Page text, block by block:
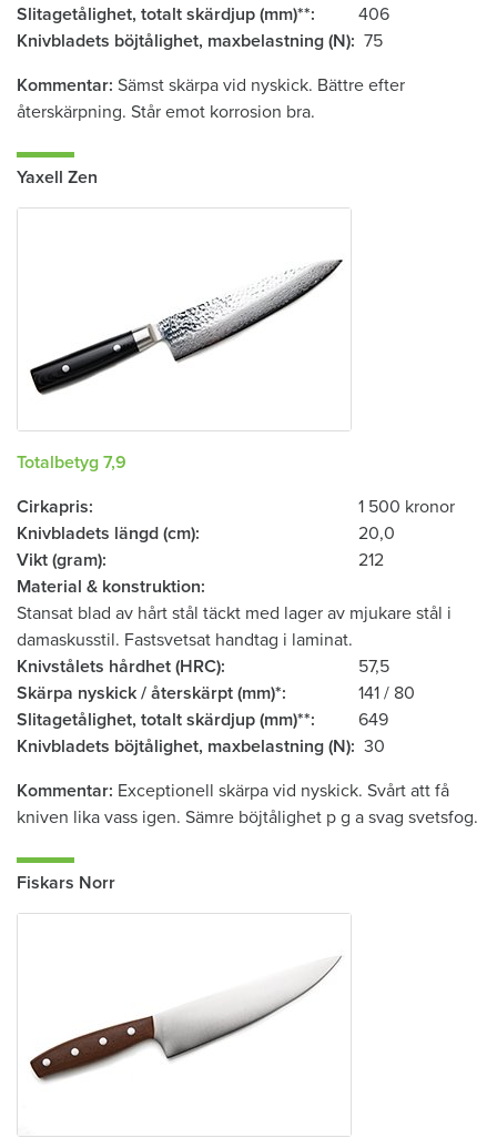
Slitagetålighet, totalt skärdjup (mm)**
406
Knivbladets böjtålighet, ­maxbelastning (N) 75
Kommentar Sämst skärpa vid nyskick. Bättre efter
återskärpning. Står emot ­korrosion bra.
Yaxell Zen
Totalbetyg 7,9
Cirkapris
1 500 kronor
Knivbladets längd (cm)
20,0
Vikt (gram)
212
Material & konstruktion
Stansat blad av hårt stål täckt med lager av mjukare stål i
damaskusstil. Fastsvetsat handtag i laminat.
Knivstålets hårdhet (HRC)
57,5
Skärpa nyskick / återskärpt (mm)*
141 / 80
Slitagetålighet, totalt skärdjup (mm)**
649
Knivbladets böjtålighet, ­maxbelastning (N) 30
Kommentar Exceptionell skärpa vid nyskick. Svårt att få
kniven lika vass igen. Sämre böjtålighet p g a svag svetsfog.
Fiskars Norr